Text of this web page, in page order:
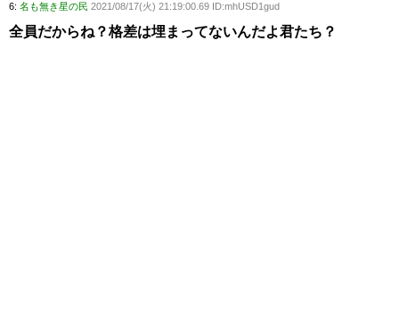
6: 名も無き星の民 2021/08/17(火) 21:19:00.69 ID:mhUSD1gud
全員だからね？格差は埋まってないんだよ君たち？